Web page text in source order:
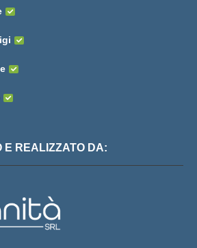
E REALIZZATO DA: